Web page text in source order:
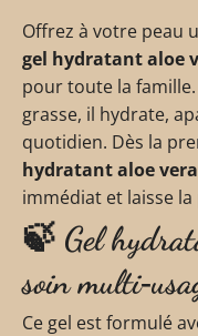
Offrez à votre peau
gel hydratant aloe
pour toute la
grasse, il hydrate,
quotidien. Dès la
hydratant aloe
immédiat et laisse
🍃 Gel
soin
Ce gel est formulé